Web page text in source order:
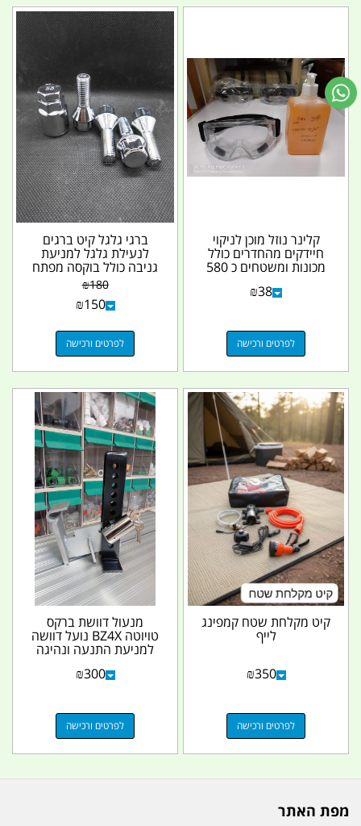
קלינר נוזל מוכן לניקוי
חיידקים מהחדרים כולל
מכונות ומשטחים כ 580
₪38
לפרטים ורכישה
ברגי גלגל קיט ברגים
לנעילת גלגל למניעת
גניבה כולל בוקסה מפתח
מיוחד תואם 12X1.25... ₪180
₪150
לפרטים ורכישה
קיט מקלחת שטח קמפינג
לייף
₪350
לפרטים ורכישה
מנעול דוושת ברקס
טויוטה BZ4X נועל דוושה
למניעת התנעה ונהיגה
₪300
לפרטים ורכישה
מפת האתר